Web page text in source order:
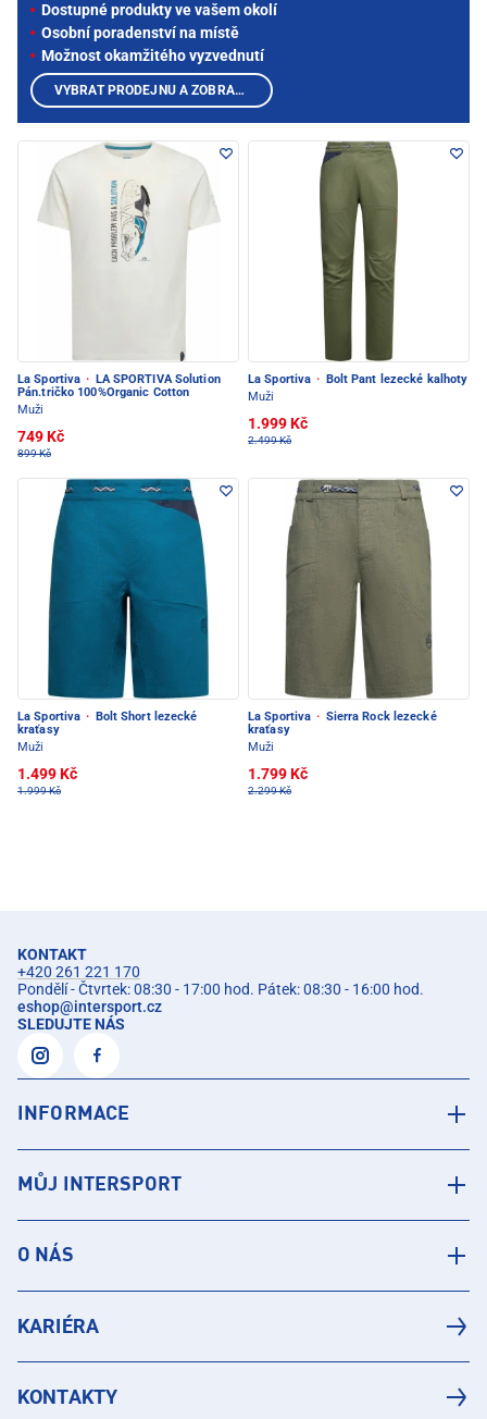
La Sportiva ·
LA SPORTIVA Solution
Pán.tričko 100%Organic Cotton
Muži
749 Kč
899 Kč
La Sportiva ·
Bolt Pant lezecké kalhoty
Muži
1.999 Kč
2.499 Kč
La Sportiva ·
Bolt Short lezecké
kraťasy
Muži
1.499 Kč
1.999 Kč
La Sportiva · Sierra Rock lezecké
kraťasy
Muži
1.799 Kč
2.299 Kč
Dostupné produkty ve vašem okolí
Osobní poradenství na místě
Možnost okamžitého vyzvednutí
VYBRAT PRODEJNU A ZOBRAZIT PRODUKTY
KONTAKT
+420 261 221 170
Pondělí - Čtvrtek: 08:30 - 17:00 hod. Pátek: 08:30 - 16:00 hod.
eshop@intersport.cz
SLEDUJTE NÁS
INFORMACE
MŮJ INTERSPORT
O NÁS
KARIÉRA
KONTAKTY